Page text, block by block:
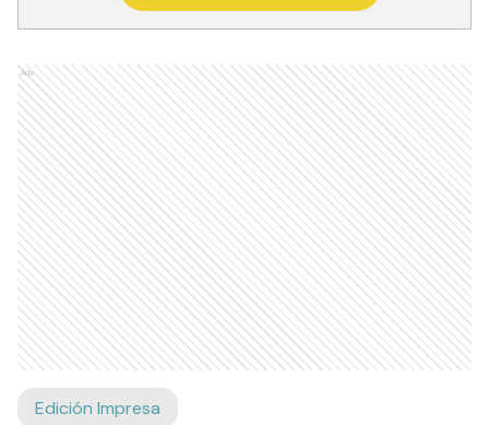
Ads
Edición Impresa